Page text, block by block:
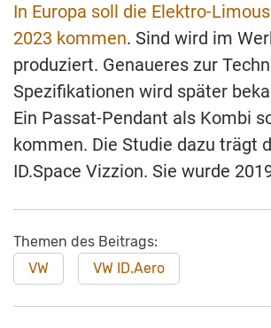
In Europa soll die Elektro-
2023 kommen. Sind wird im
produziert. Genaueres zur
Spezifikationen wird später
Ein Passat-Pendant als Kombi
kommen. Die Studie dazu trägt
ID.Space Vizzion. Sie wurde
Themen des Beitrags:
VW
VW ID.Aero